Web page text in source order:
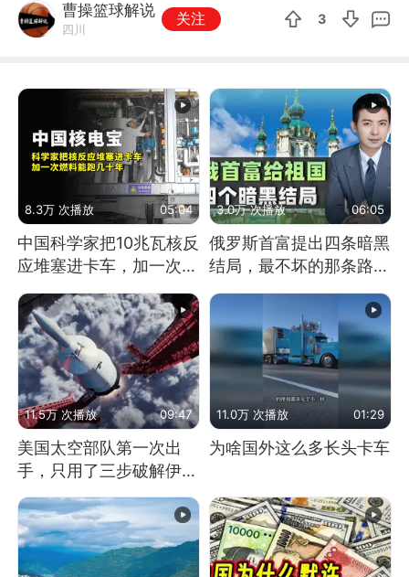
曹操篮球解说
四川
关注 3
8.3万 次播放 05:04
中国科学家把10兆瓦核反
应堆塞进卡车，加一次燃
3.0万 次播放 06:05
俄罗斯首富提出四条暗黑
结局，最不坏的那条路是
11.5万 次播放 09:47
美国太空部队第一次出
手，只用了三步破解伊朗
防空
11.0万 次播放 01:29
为啥国外这么多长头卡车